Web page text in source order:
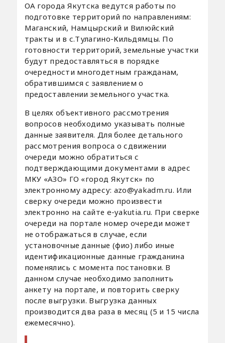
ОА города Якутска ведутся работы по
подготовке территорий по направлениям:
Маганский, Намцырский и Вилюйский
тракты и в с.Тулагино-Кильдямцы. По
готовности территорий, земельные участки
будут предоставляться в порядке
очередности многодетным гражданам,
обратившимся с заявлением о
предоставлении земельного участка.
В целях объективного рассмотрения
вопросов необходимо указывать полные
данные заявителя. Для более детального
рассмотрения вопроса о сдвижении
очереди можно обратиться с
подтверждающими документами в адрес
МКУ «АЗО» ГО «город Якутск» по
электронному адресу: azo@yakadm.ru. Или
сверку очереди можно произвести
электронно на сайте e-yakutia.ru. При сверке
очереди на портале номер очереди может
не отображаться в случае, если
установочные данные (фио) либо иные
идентификационные данные гражданина
поменялись с момента постановки. В
данном случае необходимо заполнить
анкету на портале, и повторить сверку
после выгрузки. Выгрузка данных
производится два раза в месяц (5 и 15 числа
ежемесячно).